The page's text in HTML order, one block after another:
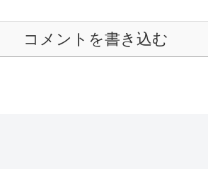
コメントを書き込む